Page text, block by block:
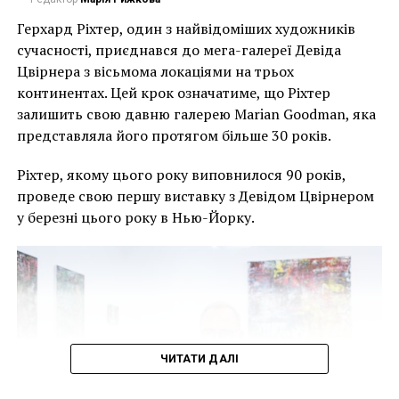
любопытство и душевная чистота маленьких героев.
Київській області, Україна. 11 листопада 2022 року
художник Бенксі оголосив, що зробив подібну роботу
в Бородянці, також у Київській області. Під час
запеклих боїв було завдано значних пошкоджень
житловим будинкам та будівлям, оскільки аеродром
“Антонов” був тимчасово захоплений російськими
Росії в Україну. Перебої з електро- та
теплопостачанням по всій Україні, спричинені
ракетними ударами і ударами безпілотників по
терміновості підготовці до зими. (Фото Еда
Рама/Getty Images)
інших фресках зображені маленький хлопчик, який
кидає дорослого чоловіка на землю під час
Герхард Ріхтер, один з найвідоміших художників
сучасності, приєднався до мега-галереї Девіда
Цвірнера з вісьмома локаціями на трьох
континентах. Цей крок означатиме, що Ріхтер
залишить свою давню галерею Marian Goodman, яка
представляла його протягом більше 30 років.
Ріхтер, якому цього року виповнилося 90 років,
проведе свою першу виставку з Девідом Цвірнером
у березні цього року в Нью-Йорку.
ЧИТАТИ ДАЛІ